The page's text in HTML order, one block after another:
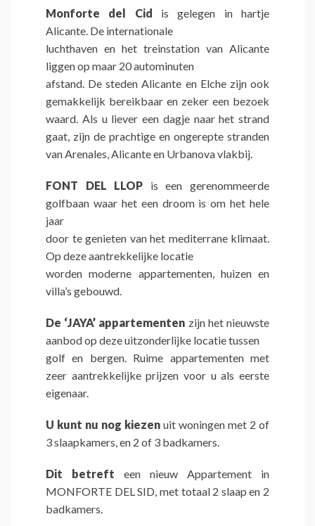
Monforte del Cid
is gelegen in hartje
Alicante. De internationale
luchthaven en het treinstation van Alicante
liggen op maar 20 autominuten
afstand. De steden Alicante en Elche zijn ook
gemakkelijk bereikbaar en zeker een bezoek
waard. Als u liever een dagje naar het strand
gaat, zijn de prachtige en ongerepte stranden
van Arenales, Alicante en Urbanova vlakbij.
FONT DEL LLOP is een gerenommeerde
golfbaan waar het een droom is om het hele
jaar
door te genieten van het mediterrane klimaat.
Op deze aantrekkelijke locatie
worden moderne appartementen, huizen en
villa’s gebouwd.
De ‘JAYA’ appartementen zijn het nieuwste
aanbod op deze uitzonderlijke locatie tussen
golf en bergen. Ruime appartementen met
zeer aantrekkelijke prijzen voor u als eerste
eigenaar.
U kunt nu nog kiezen uit woningen met 2 of
3 slaapkamers, en 2 of 3 badkamers.
Dit betreft een nieuw Appartement in
MONFORTE DEL SID, met totaal 2 slaap en 2
badkamers.